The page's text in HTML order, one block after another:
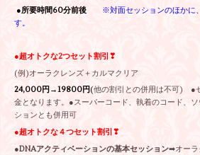
●所要時間60分前後
※対面セッションのほかに
す。
●超オトクな2つセット割引❣
(例)オーラクレンズ＋カルマクリア
24,000円→19800円(他の割引との併用は不可)
●
金となります。●スーパーコード、執着のコード、
ションとも併用可
●超オトクな４つセット割引❣
●DNAアクティベーションの基本セッション➡オーラ